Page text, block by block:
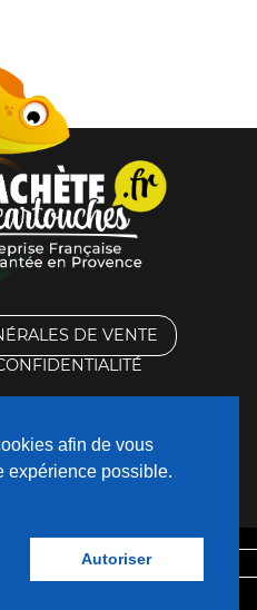
DE VENTE
NOUS
légales
afin de vous
expérience possible.
Autoriser